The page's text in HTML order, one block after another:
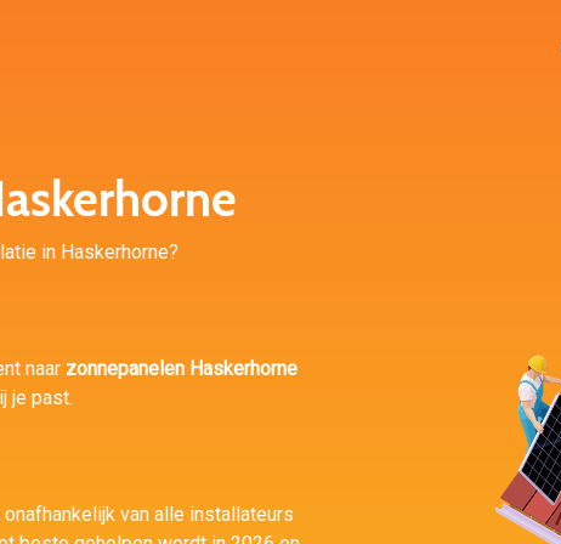
in Haskerhorne?
naar zonnepanelen Haskerhorne
je past.
van alle installateurs